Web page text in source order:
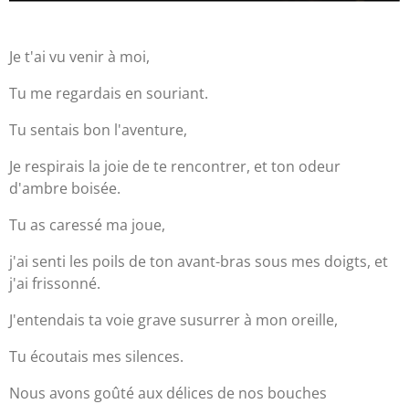
Je t'ai vu venir à moi,
Tu me regardais en souriant.
Tu sentais bon l'aventure,
Je respirais la joie de te rencontrer, et ton odeur
d'ambre boisée.
Tu as caressé ma joue,
j'ai senti les poils de ton avant-bras sous mes doigts, et
j'ai frissonné.
J'entendais ta voie grave susurrer à mon oreille,
Tu écoutais mes silences.
Nous avons goûté aux délices de nos bouches